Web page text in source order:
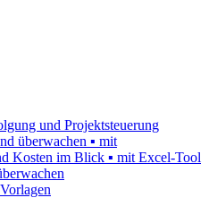
und Projektsteuerung
überwachen ▪ mit
Kosten im Blick ▪ mit Excel-Tool